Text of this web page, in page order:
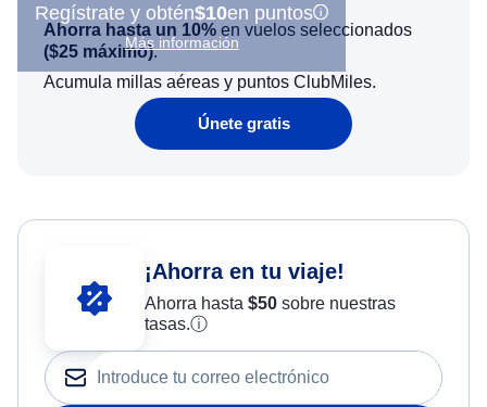
Regístrate y obtén$10en puntos
Más información
Ahorra hasta un 10% en vuelos seleccionados
($25 máximo).
Acumula millas aéreas y puntos ClubMiles.
Únete gratis
¡Ahorra en tu viaje!
Ahorra hasta $50sobre nuestras
tasas.ⓘ